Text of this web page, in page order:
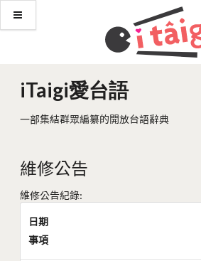
iTaigi愛台語
一部集結群眾編纂的開放台語辭典
維修公告
維修公告紀錄:
日期
事項